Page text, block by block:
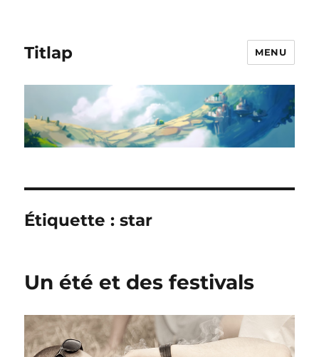
Titlap MENU
Étiquette :star
Un été et des festivals